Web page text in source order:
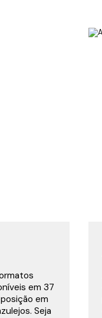
em 37
em
Seja